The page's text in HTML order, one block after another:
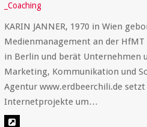
_Coaching
KARIN JANNER, 1970 in Wien
Medienmanagement an der
in Berlin und berät Unternehmen
Marketing, Kommunikation und
Agentur www.erdbeerchili.de
Internetprojekte um…